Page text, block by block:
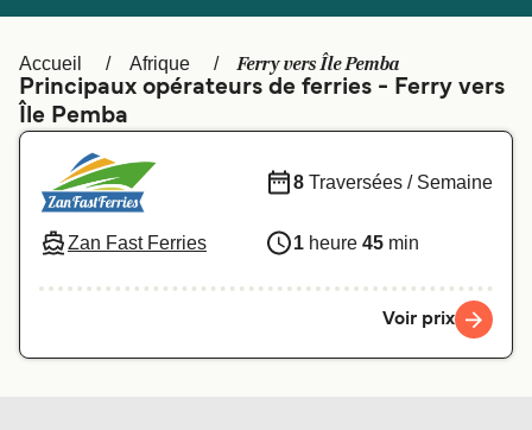
Polska
Deutschland Schweiz (DE)
Indonesia المغرب
Accueil Afrique Ferry vers Île Pemba
Principaux opérateurs de ferries - Ferry vers
Île Pemba
Zan Fast Ferries
8 Traversées / Semaine
1 heure 45 min
Voir prix